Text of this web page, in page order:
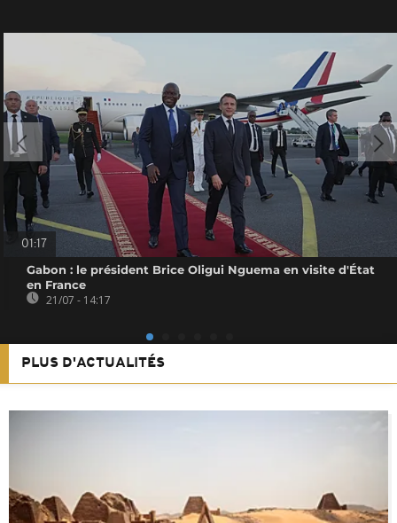
01:17
Gabon : le président Brice Oligui Nguema en visite d'État
en France
21/07 - 14:17
PLUS D'ACTUALITÉS